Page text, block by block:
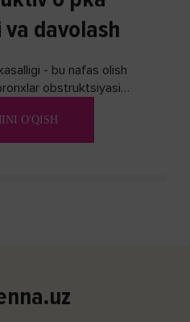
davolash
- bu nafas olish
obstruktsiyasi
O'QISH